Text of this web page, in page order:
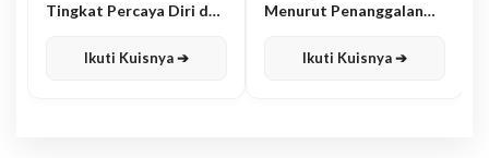
Tingkat Percaya Diri dan
Ikuti Kuisnya ➔
Menurut Penanggalan
Ikuti Kuisnya ➔